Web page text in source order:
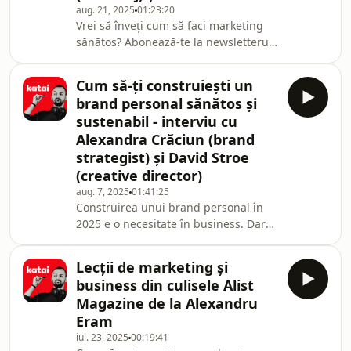
provocările și oportunitățile
francizării, dar și despre succesul
unor branduri românești care au ales
acest dru
aug. 21, 2025 01:23:20
Vrei să înveți cum să faci marketing
sănătos? Abonează-te la newsletterul
Algoritmii, AI-ul și așteptările
publicului au schimbat complet
regulile jocului.În acest episod stăm
de vorbă cu Simona Oțel și Andy
Vanca despre cum arată „the new
normal” în social media, ce greșeli fac
brandurile, cum găsești echilibrul
între trendu
Cum să-ți construiești un
brand personal sănătos și
sustenabil - interviu cu
Alexandra Crăciun (brand
strategist) și David Stroe
(creative director)
aug. 7, 2025 01:41:25
Construirea unui brand personal în
2025 e o necesitate în business. Dar
Crăciun și David Stroe despre cum să
construiești un brand personal
autentic, ce greșeli să eviți și cum să
transformi atenția în oportunități
reale. Am vorbit despre brand
Lecții de marketing și
business din culisele Alist
Magazine de la Alexandru
Eram
iul. 23, 2025 00:19:41